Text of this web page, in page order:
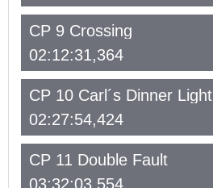
CP 9 Crossing
02:12:31,364
CP 10 Carl´s Dinner Light
02:27:54,424
CP 11 Double Fault
03:32:03,554